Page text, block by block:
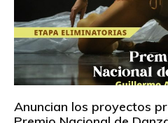
Anuncian los proyectos